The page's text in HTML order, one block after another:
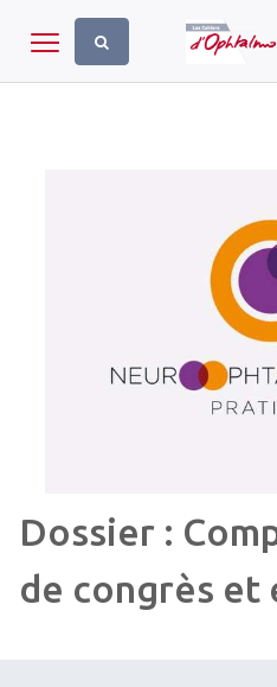
Toggle navigation
Dossier :
de congrès et
Panneau de gestion des cookies